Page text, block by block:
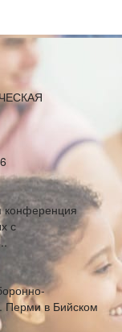
конференция
с
Перми в Бийском